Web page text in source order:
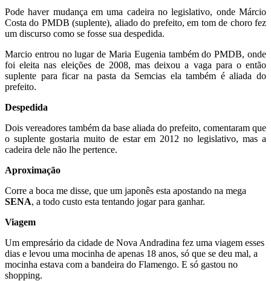
Pode haver mudança em uma cadeira no legislativo, onde Márcio
Costa do PMDB (suplente), aliado do prefeito, em tom de choro fez
um discurso como se fosse sua despedida.
Marcio entrou no lugar de Maria Eugenia também do PMDB, onde
foi eleita nas eleições de 2008, mas deixou a vaga para o então
suplente para ficar na pasta da Semcias ela também é aliada do
prefeito.
Despedida
Dois vereadores também da base aliada do prefeito, comentaram que
o suplente gostaria muito de estar em 2012 no legislativo, mas a
cadeira dele não lhe pertence.
Aproximação
Corre a boca me disse, que um japonês esta apostando na mega
SENA, a todo custo esta tentando jogar para ganhar.
Viagem
Um empresário da cidade de Nova Andradina fez uma viagem esses
dias e levou uma mocinha de apenas 18 anos, só que se deu mal, a
mocinha estava com a bandeira do Flamengo. E só gastou no
shopping.